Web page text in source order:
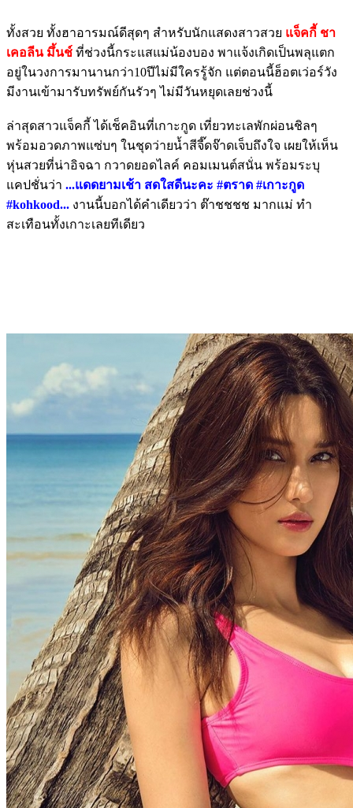
ทั้งสวย ทั้งฮาอารมณ์ดีสุดๆ สำหรับนักแสดงสาวสวย แจ็คกี้ ชา
เคอลีน มึ้นช์ ที่ช่วงนี้กระแสแม่น้องบอง พาแจ้งเกิดเป็นพลุแตก
อยู่ในวงการมานานกว่า10ปีไม่มีใครรู้จัก แต่ตอนนี้ฮ็อตเว่อร์วัง
มีงานเข้ามารับทรัพย์กันรัวๆ ไม่มีวันหยุดเลยช่วงนี้
ล่าสุดสาวแจ็คกี้ ได้เช็คอินที่เกาะกูด เที่ยวทะเลพักผ่อนชิลๆ
พร้อมอวดภาพแซ่บๆ ในชุดว่ายน้ำสีจี๊ดจ๊าดเจ็บถึงใจ เผยให้เห็น
หุ่นสวยที่น่าอิจฉา กวาดยอดไลค์ คอมเมนต์สนั่น พร้อมระบุ
แคปชั่นว่า ...แดดยามเช้า สดใสดีนะคะ #ตราด #เกาะกูด
#kohkood... งานนี้บอกได้คำเดียวว่า ต๊าชชชช มากแม่ ทำ
สะเทือนทั้งเกาะเลยทีเดียว